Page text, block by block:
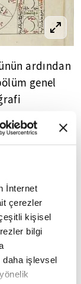
İnternet
çerezler
kişisel
bilgi
daha işlevsel
ardından
genel
ile
geçici güçler